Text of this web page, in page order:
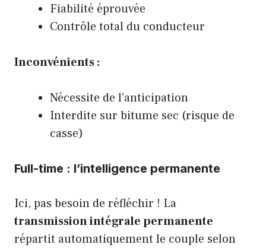
Fiabilité éprouvée
Contrôle total du conducteur
Inconvénients :
Nécessite de l’anticipation
Interdite sur bitume sec (risque de
casse)
Full-time : l’intelligence permanente
Ici, pas besoin de réfléchir ! La
transmission intégrale permanente
répartit automatiquement le couple selon